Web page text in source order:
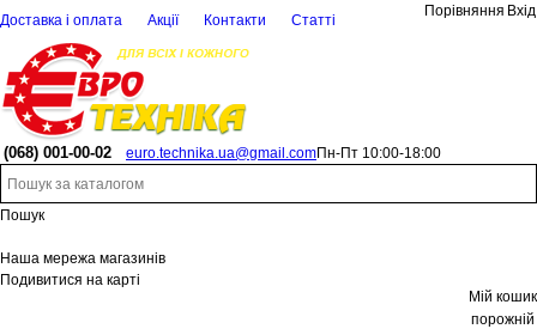
Доставка і оплата Акції Контакти Статті
Порівняння Вхід
(068) 001-00-02 euro.technika.ua@gmail.comПн-Пт 10:00-18:00
Пошук
Наша мережа магазинів
Подивитися на карті
Мій кошик
порожній